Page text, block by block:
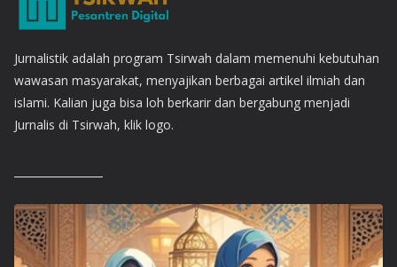
Jurnalistik adalah program Tsirwah dalam memenuhi kebutuhan
wawasan masyarakat, menyajikan berbagai artikel ilmiah dan
islami. Kalian juga bisa loh berkarir dan bergabung menjadi
Jurnalis di Tsirwah, klik logo.